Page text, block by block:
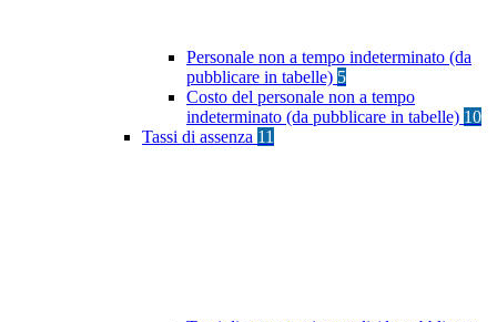
Personale non a tempo indeterminato (da
pubblicare in tabelle) 5
Costo del personale non a tempo
indeterminato (da pubblicare in tabelle) 10
Tassi di assenza 11